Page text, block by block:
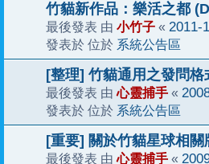
竹貓新作品：樂活之都
最後發表 由 小竹子 « 2011-
發表於 位於 系統公告區
[整理] 竹貓通用之發問格
最後發表 由心靈捕手 «
發表於 位於 系統公告區
[重要] 關於竹貓星球相關
最後發表 由心靈捕手 «